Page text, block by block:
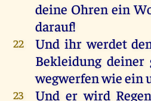
deine Ohren ein
darauf!
22 Und ihr werdet
Bekleidungdeiner
wegwerfenwieein
23 Und er wird Regen